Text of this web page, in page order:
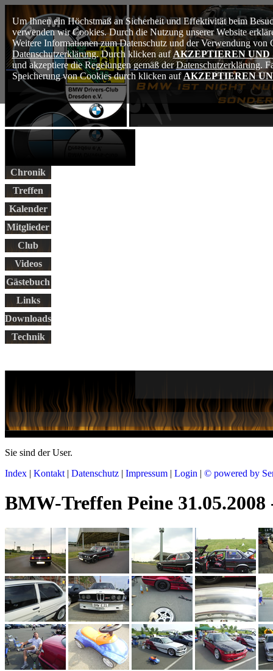
Um Ihnen ein Höchstmaß an Sicherheit und Effektivität beim
verwenden wir Cookies. Durch die Nutzung unserer Website
Weitere Informationen zum Datenschutz und der Verwendung von
Datenschutzerklärung. Durch klicken aufAKZEPTIEREN UND
und akzeptiere die Regelungen gemäß derDatenschutzerklärung.
Speicherung von Cookies durch klicken auf AKZEPTIEREN
Chronik
Treffen
Kalender
Mitglieder
Club
Videos
Gästebuch
Links
Downloads
Technik
Sie sind derUser.
Index | Kontakt | Datenschutz | Impressum | Login | © powered by
BMW-Treffen Peine 31.05.2008